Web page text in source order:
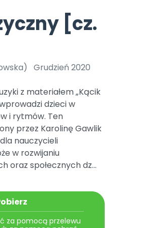
numery
[cz.
Grudzień 2020
z materiałem „Kącik
dzieci w
i rytmów. Ten
przez Karolinę Gawlik
nauczycieli
w rozwijaniu
oraz społecznych dz...
za pomocą przelewu